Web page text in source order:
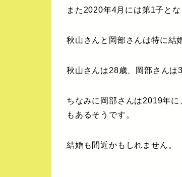
また2020年4月には第1子と
秋山さんと岡部さんは特に結
秋山さんは28歳、岡部さんは
ちなみに岡部さんは2019年に
もあるそうです。
結婚も間近かもしれません。